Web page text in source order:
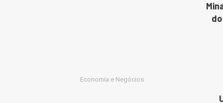
Economia e Negócios